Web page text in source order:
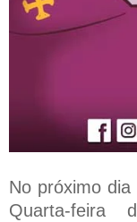
No próximo
Quarta-